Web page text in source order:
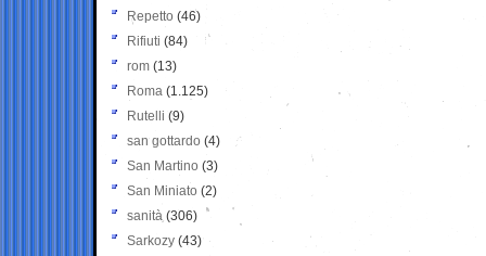
Repetto (46)
Rifiuti (84)
rom (13)
Roma (1.125)
Rutelli (9)
san gottardo (4)
San Martino (3)
San Miniato (2)
sanità (306)
Sarkozy (43)